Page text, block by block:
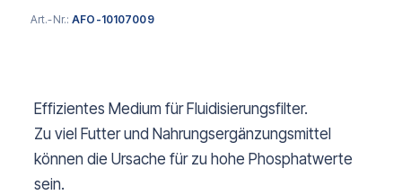
Art.-Nr.:AFO-10107009
Effizientes Medium für Fluidisierungsfilter.
Zu viel Futter und Nahrungsergänzungsmittel
können die Ursache für zu hohe Phosphatwerte
sein.